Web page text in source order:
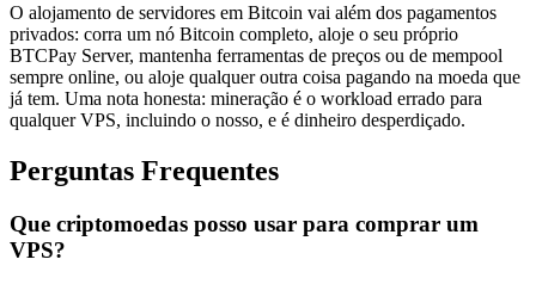
O alojamento de servidores em Bitcoin vai além dos pagamentos
privados: corra um nó Bitcoin completo, aloje o seu próprio
BTCPay Server, mantenha ferramentas de preços ou de mempool
sempre online, ou aloje qualquer outra coisa pagando na moeda que
já tem. Uma nota honesta: mineração é o workload errado para
qualquer VPS, incluindo o nosso, e é dinheiro desperdiçado.
Perguntas Frequentes
Que criptomoedas posso usar para comprar um
VPS?